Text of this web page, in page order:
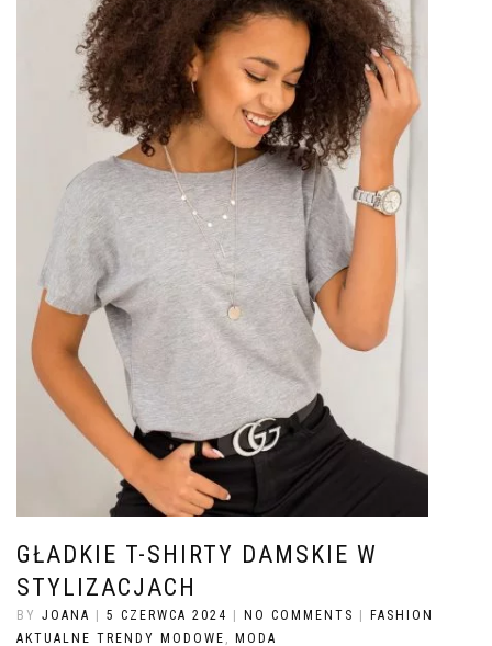
GŁADKIE T-SHIRTY DAMSKIE W
STYLIZACJACH
BY JOANA | 5 CZERWCA 2024 | NO COMMENTS | FASHION
AKTUALNE TRENDY MODOWE
MODA